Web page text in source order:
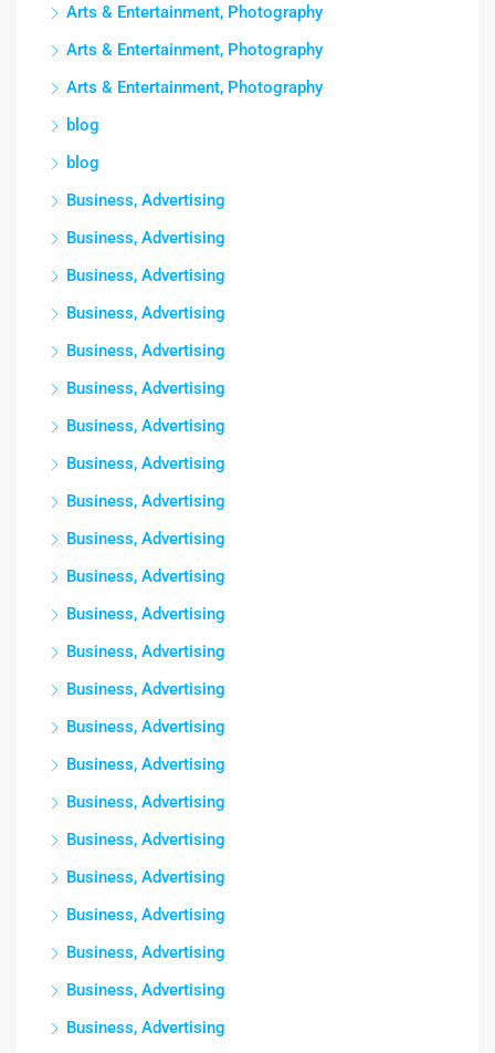
Arts & Entertainment, Photography
Arts & Entertainment, Photography
Arts & Entertainment, Photography
blog
blog
Business, Advertising
Business, Advertising
Business, Advertising
Business, Advertising
Business, Advertising
Business, Advertising
Business, Advertising
Business, Advertising
Business, Advertising
Business, Advertising
Business, Advertising
Business, Advertising
Business, Advertising
Business, Advertising
Business, Advertising
Business, Advertising
Business, Advertising
Business, Advertising
Business, Advertising
Business, Advertising
Business, Advertising
Business, Advertising
Business, Advertising